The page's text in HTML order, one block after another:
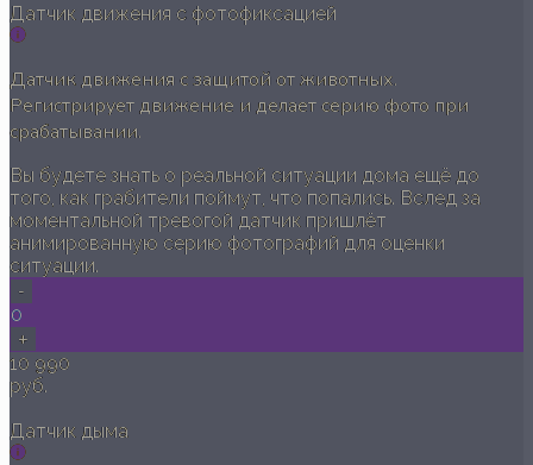
Датчик движения с фотофиксацией
Датчик движения с защитой от животных.
Регистрирует движение и делает серию фото при
срабатывании.
Вы будете знать о реальной ситуации дома ещё до
того, как грабители поймут, что попались. Вслед за
моментальной тревогой датчик пришлёт
анимированную серию фотографий для оценки
ситуации.
-
0
+
10 990
руб.
Датчик дыма